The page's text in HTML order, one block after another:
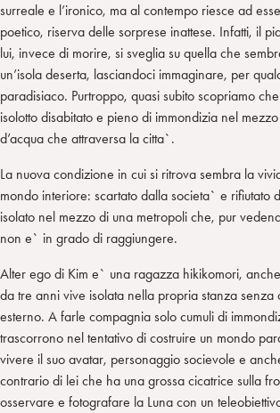
surreale e l’ironico, ma al contempo riesce ad
poetico, riserva delle sorprese inattese. Infatti, il
lui, invece di morire, si sveglia su quella che
un’isola deserta, lasciandoci immaginare, per
paradisiaco. Purtroppo, quasi subito scopriamo
isolotto disabitato e pieno di immondizia nel
d’acqua che attraversa la citta`.
La nuova condizione in cui si ritrova sembra la
mondo interiore: scartato dalla societa` e rifiutato
isolato nel mezzo di una metropoli che, pur
non e` in grado di raggiungere.
Alter ego di Kim e` una ragazza hikikomori,
da tre anni vive isolata nella propria stanza senza
esterno. A farle compagnia solo cumuli di
trascorrono nel tentativo di costruire un mondo
vivere il suo avatar, personaggio socievole e
contrario di lei che ha una grossa cicatrice sulla
osservare e fotografare la Luna con un